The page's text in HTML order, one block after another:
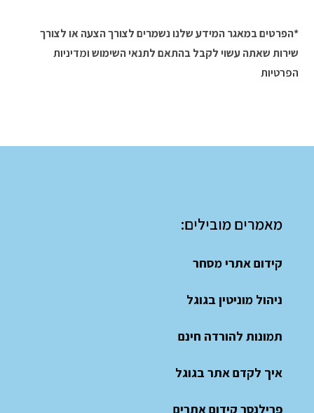
*הפרטים במאגר המידע שלנו נשמרים לצורך הצעה או לצורך
שירות שאתה עשוי לקבל בהתאם לתנאי השימושומדיניות
הפרטיות
מאמרים מובילים:
קידום אתרי מסחר
ניהול מוניטין בגוגל
תמונות להורדה חינם
איך לקדם אתר בגוגל
פרילנסר קידום אתרים